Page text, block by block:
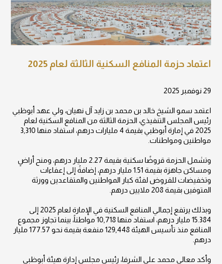
اعتماد حزمة المنافع السكنية الثالثة لعام 2025
29 نوفمبر 2025
اعتمد سمو الشيخ خالد بن محمد بن زايد آل نهيان، ولي عهد أبوظبي
رئيس المجلس التنفيذي، الحزمة الثالثة من المنافع السكنية لعام
2025 في إمارة أبوظبي بقيمة 4 مليارات درهم، استفاد منها 3,310
مواطنين ومواطنات.
وتشمل الحزمة قروضًا سكنية بقيمة 2.27 مليار درهم، ومنح أراضٍ
ومساكن جاهزة بقيمة 1.51 مليار درهم، إضافةً إلى إعفاءات
وتخفيضات للقروض لفئة كبار المواطنين والمتقاعدين وورثة
المتوفين بقيمة 208 ملايين درهم.
وبذلك يرتفع إجمالي المنافع السكنية في الإمارة لعام 2025 إلى
15.384 مليار درهم، استفاد منها 10,718 مواطناً، بينما تجاوز مجموع
المنافع منذ تأسيس الهيئة 129,448 منفعة بقيمة نحو 177.57 مليار
درهم.
وأكد معالي محمد علي الشرفا، رئيس مجلس إدارة هيئة أبوظبي